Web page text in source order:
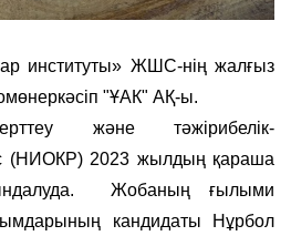
институты» ЖШС-нің жалғыз
"ҰАК" АҚ-ы.
және тәжірибелік-
(НИОКР) 2023 жылдың қараша
Жобаның ғылыми
кандидаты Нұрбол